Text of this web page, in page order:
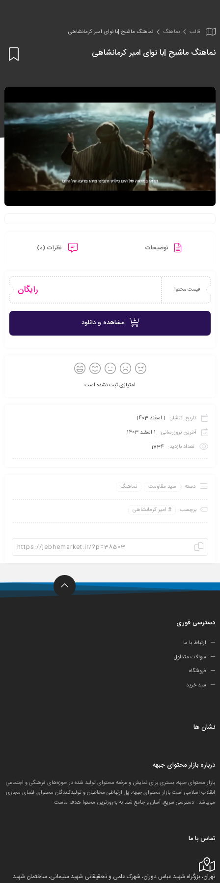
قالب نماهنگ نماهنگ ماشیح |با نوای امیر کرمانشاهی
نماهنگ ماشیح |با نوای امیر کرمانشاهی
توضیحات نظرات (0)
قیمت محتوا رایگان
مشاهده و دانلود
امتیازی ثبت نشده است
تاریخ انتشار: 1 اسفند 1403
آخرین بروزرسانی: 1 اسفند 1403
تعداد بازدید: 1734
دسته: سید مقاومت نماهنگ
برچسب: امیر کرمانشاهی
دسترسی فوری
ارتباط با ما
سوالات متداول
فروشگاه
سبد خرید
نشان ها
درباره بازار محتوای جبهه
بازار محتوای جبهه، بستری برای نمایش و عرضه محتوای تولید شده در حوزه‌های فرهنگی و اجتماعیِ
انقلاب اسلامی است.بازار محتوای جبهه، پل ارتباطی مخاطبان و تولید‌کنندگان محتوای فضای مجازی
می‌باشد. دسترسی سریع، آسان و جامع شما به به‌روزترین محتوا هدف ماست.
تماس با ما
تهران، بزرگراه شهید عباس دوران، شهرک علمی و تحقیقاتی شهید سلیمانی، ساختمان شهید